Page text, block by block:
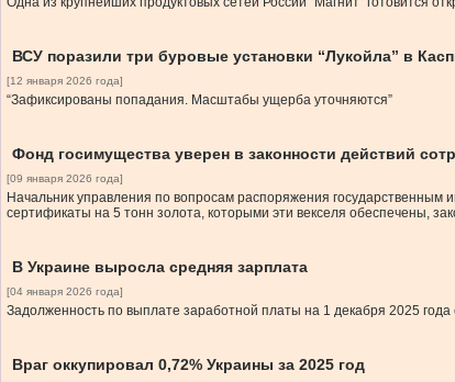
ВСУ поразили три буровые установки “Лукойла” в
[12 января 2026 года]
“Зафиксированы попадания. Масштабы ущерба уточняются”
Фонд госимущества уверен в законности действий
[09 января 2026 года]
Начальник управления по вопросам распоряжения государственным
сертификаты на 5 тонн золота, которыми эти векселя обеспечены,
В Украине выросла средняя зарплата
[04 января 2026 года]
Задолженность по выплате заработной платы на 1 декабря 2025 года
Враг оккупировал 0,72% Украины за 2025 год